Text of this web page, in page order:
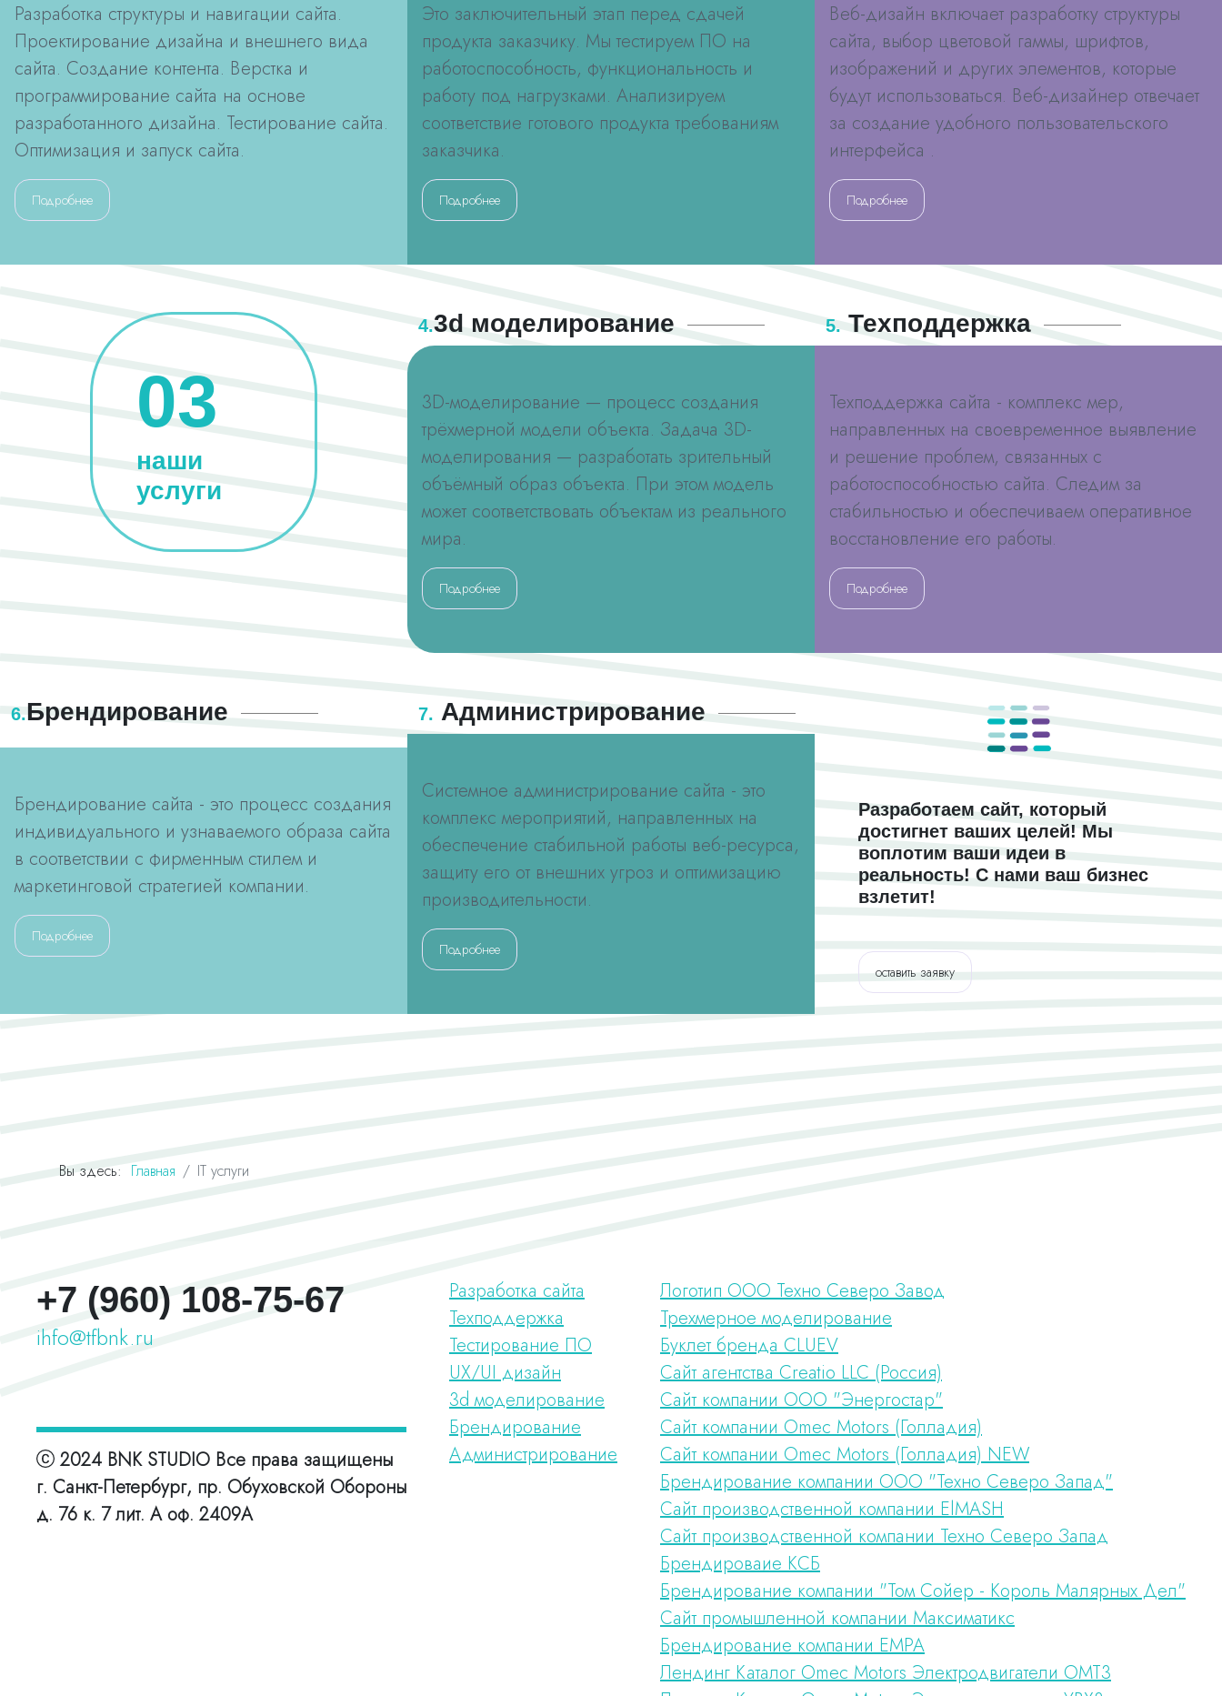
Разработка структуры и навигации сайта.
Проектирование дизайна и внешнего вида
сайта. Создание контента. Верстка и
программирование сайта на основе
разработанного дизайна. Тестирование сайта.
Оптимизация и запуск сайта.
Подробнее
Это заключительный этап перед сдачей
продукта заказчику. Мы тестируем ПО на
работоспособность, функциональность и
работу под нагрузками. Анализируем
соответствие готового продукта требованиям
заказчика.
Подробнее
Веб-дизайн включает разработку структуры
сайта, выбор цветовой гаммы, шрифтов,
изображений и других элементов, которые
будут использоваться. Веб-дизайнер отвечает
за создание удобного пользовательского
интерфейса .
Подробнее
03
наши
услуги
4.3d моделирование
3D-моделирование — процесс создания
трёхмерной модели объекта. Задача 3D-
моделирования — разработать зрительный
объёмный образ объекта. При этом модель
может соответствовать объектам из реального
мира.
Подробнее
5. Техподдержка
Техподдержка сайта - комплекс мер,
направленных на своевременное выявление
и решение проблем, связанных с
работоспособностью сайта. Cледим за
стабильностью и обеспечиваем оперативное
восстановление его работы.
Подробнее
6.Брендирование
Брендирование сайта - это процесс создания
индивидуального и узнаваемого образа сайта
в соответствии с фирменным стилем и
маркетинговой стратегией компании.
Подробнее
7. Администрирование
Системное администрирование сайта - это
комплекс мероприятий, направленных на
обеспечение стабильной работы веб-ресурса,
защиту его от внешних угроз и оптимизацию
производительности.
Подробнее
Разработаем сайт, который
достигнет ваших целей! Мы
воплотим ваши идеи в
реальность! С нами ваш бизнес
взлетит!
оставить заявку
Вы здесь: Главная IT услуги
+7 (960) 108-75-67
ihfo@tfbnk.ru
2024 BNK STUDIO Все права защищены
г. Санкт-Петербург, пр. Обуховской Обороны
д. 76 к. 7 лит. А оф. 2409А
Разработка сайта
Техподдержка
Тестирование ПО
UX/UI дизайн
3d моделирование
Брендирование
Администрирование
Логотип ООО Техно Северо Завод
Трехмерное моделирование
Буклет бренда CLUEV
Сайт агентства Creatio LLC (Россия)
Сайт компании ООО "Энергостар"
Сайт компании Omec Motors (Голладия)
Сайт компании Omec Motors (Голладия) NEW
Брендирование компании ООО "Техно Северо Запад"
Сайт производственной компании ElMASH
Сайт производственной компании Техно Северо Запад
Брендироваие КСБ
Брендирование компании "Том Сойер - Король Малярных Дел"
Сайт промышленной компании Максиматикс
Брендирование компании EMPA
Лендинг Каталог Omec Motors Электродвигатели ОМТ3